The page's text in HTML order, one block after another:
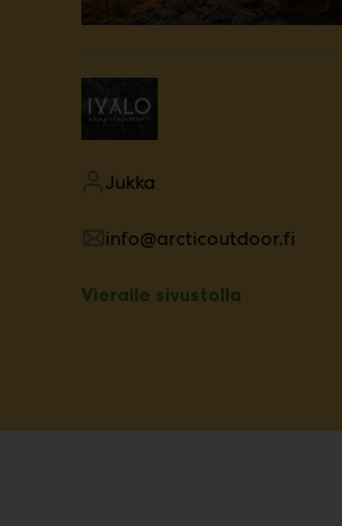
Jukka
info@arcticoutdoor.fi
Vieraile sivustolla